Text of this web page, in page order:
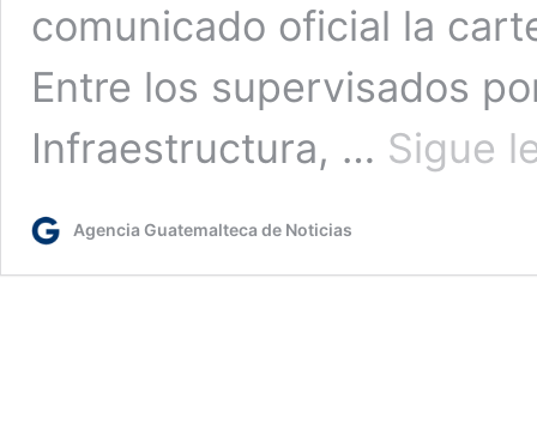
comunicado oficial la
Entre los supervisados
Infraestructura, … Sigue
Agencia Guatemalteca de Noticias